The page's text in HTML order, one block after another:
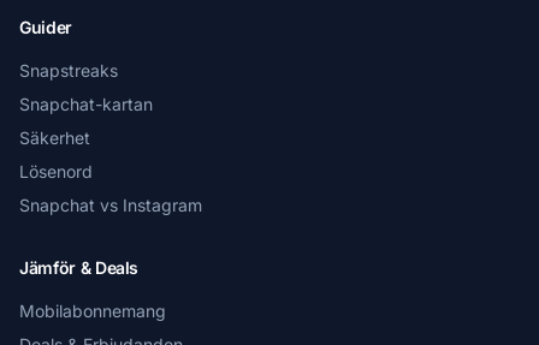
Guider
Snapstreaks
Snapchat-kartan
Säkerhet
Lösenord
Snapchat vs Instagram
Jämför & Deals
Mobilabonnemang